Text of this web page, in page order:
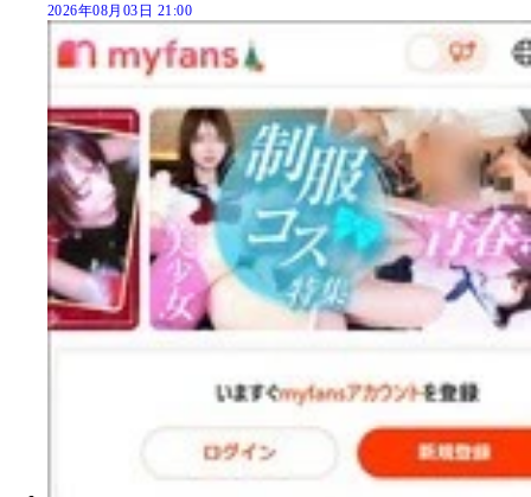
2026年08月03日 21:00